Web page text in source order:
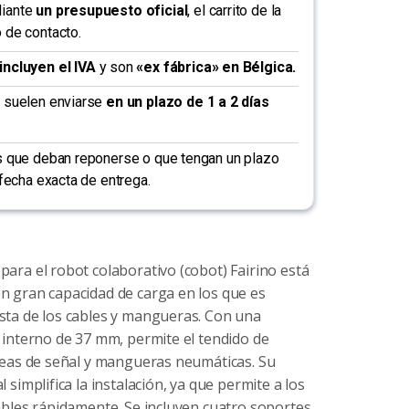
un presupuesto oficial, el carrito de la
de contacto.
el IVAy son«ex fábrica» en Bélgica.
enviarse en un plazo de 1 a 2 días
deban reponerse o que tengan un plazo
exacta de entrega.
el robot colaborativo (cobot) Fairino está
gran capacidad de carga en los que es
de los cables y mangueras. Con una
de 37 mm, permite el tendido de
de señal y mangueras neumáticas. Su
la instalación, ya que permite a los